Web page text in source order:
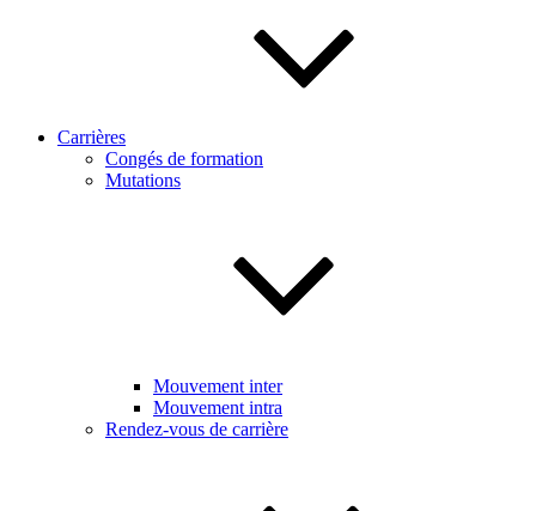
Carrières
Congés de formation
Mutations
Mouvement inter
Mouvement intra
Rendez-vous de carrière